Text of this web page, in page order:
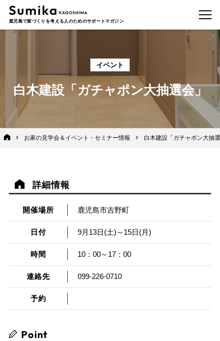
鹿児島で家づくりを考える人のためのサポートマガジン
イベント
白木建設「ガチャポン大抽選会」
お家の見学会＆イベント・セミナー情報 白木建設「ガチャポン大抽
詳細情報
開催場所 鹿児島市吉野町
日付 9月13日(土)～15日(月)
時間 10：00～17：00
連絡先 099-226-0710
予約
Point